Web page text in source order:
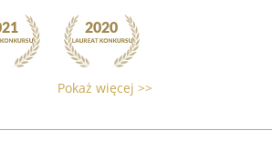
Pokaż więcej >>